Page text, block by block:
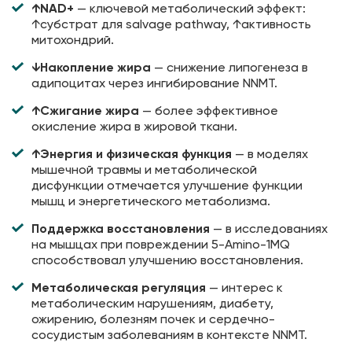
↑NAD+ — ключевой метаболический эффект:
↑субстрат для salvage pathway, ↑активность
митохондрий.
↓Накопление жира — снижение липогенеза в
адипоцитах через ингибирование NNMT.
↑Сжигание жира — более эффективное
окисление жира в жировой ткани.
↑Энергия и физическая функция — в моделях
мышечной травмы и метаболической
дисфункции отмечается улучшение функции
мышц и энергетического метаболизма.
Поддержка восстановления — в исследованиях
на мышцах при повреждении 5-Amino-1MQ
способствовал улучшению восстановления.
Метаболическая регуляция — интерес к
метаболическим нарушениям, диабету,
ожирению, болезням почек и сердечно-
сосудистым заболеваниям в контексте NNMT.